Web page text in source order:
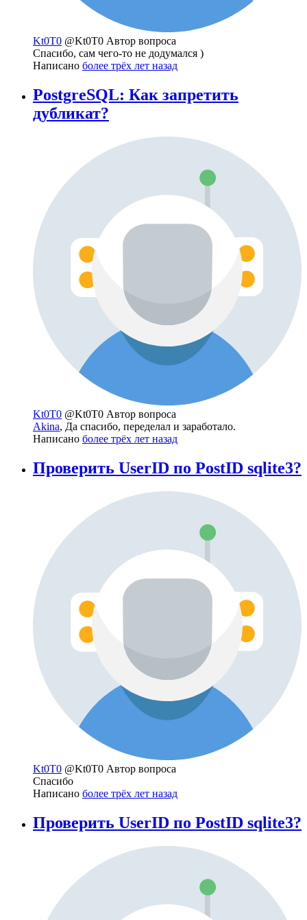
Kt0T0 @Kt0T0 Автор вопроса
Спасибо, сам чего-то не додумался )
Написано более трёх лет назад
PostgreSQL: Как запретить
дубликат?
Kt0T0 @Kt0T0 Автор вопроса
Akina, Да спасибо, переделал и заработало.
Написано более трёх лет назад
Проверить UserID по PostID sqlite3?
Kt0T0 @Kt0T0 Автор вопроса
Спасибо
Написано более трёх лет назад
Проверить UserID по PostID sqlite3?